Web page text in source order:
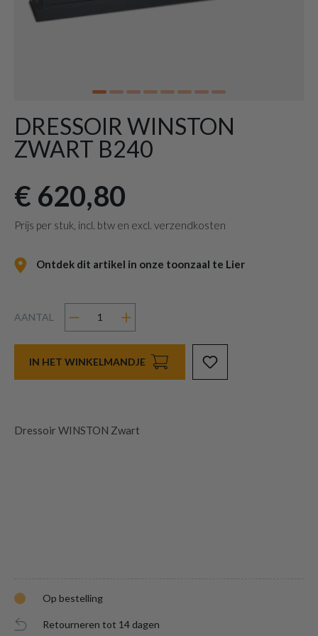
DRESSOIR WINSTON
ZWART B240
€ 620,80
Prijs per stuk, incl. btw en excl. verzendkosten
Ontdek dit artikel in onze toonzaal te Lier
AANTAL
IN HET WINKELMANDJE
Dressoir WINSTON Zwart
Op bestelling
Retourneren tot 14 dagen